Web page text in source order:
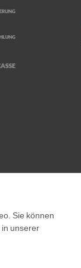
Sie können
in unserer